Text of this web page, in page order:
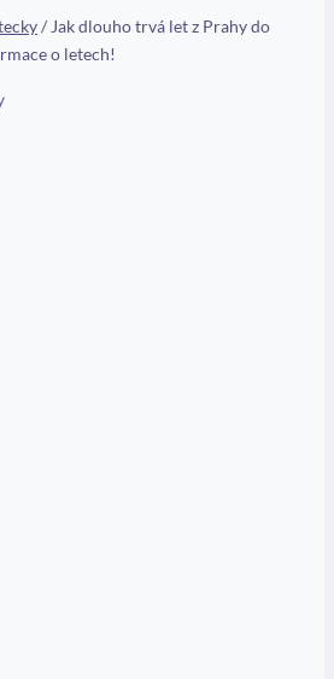
/ Jak dlouho trvá let z Prahy do
o letech!